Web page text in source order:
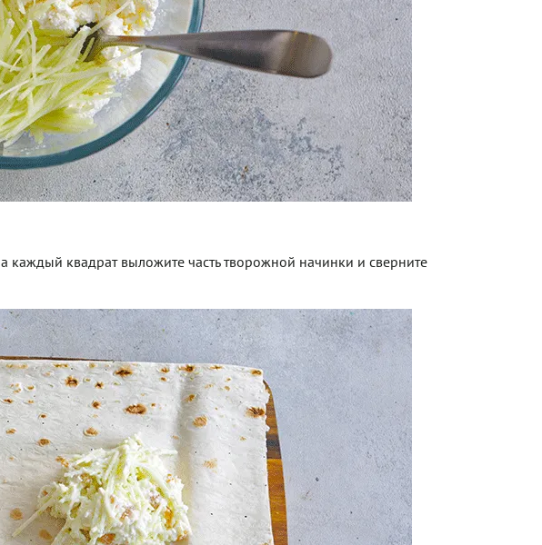
каждый квадрат выложите часть творожной начинки и сверните